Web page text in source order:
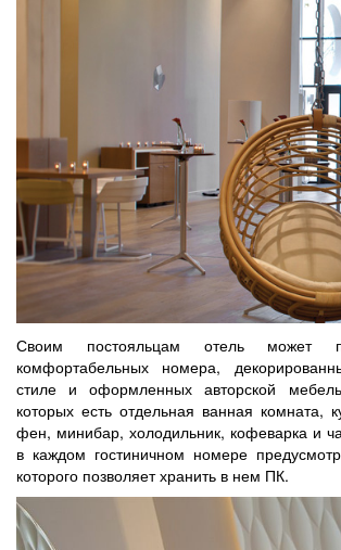
Своим постояльцам отель может
комфортабельных номера,
стиле и оформленных авторской
которых есть отдельная ванная комната,
фен, минибар, холодильник, кофеварка и
в каждом гостиничном номере
которого позволяет хранить в нем ПК.